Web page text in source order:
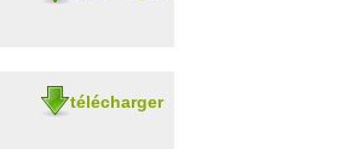
télécharger